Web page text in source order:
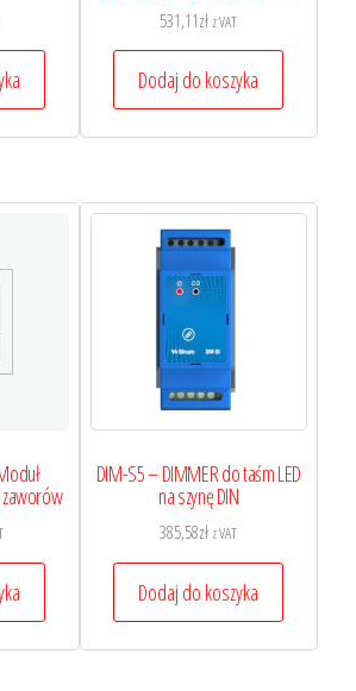
531,11zł z VAT
Dodaj do koszyka
DIM-S5 – DIMMER do taśm LED
na szynę DIN
385,58zł z VAT
Dodaj do koszyka